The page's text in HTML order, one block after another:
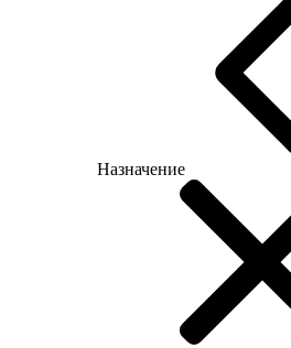
Назначение